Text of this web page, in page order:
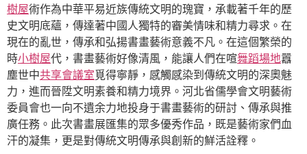
樹屋術作為中華平易近族傳統文明的瑰寶，承載著千年的歷
史文明底蘊，傳達著中國人獨特的審美情味和精力尋求。在
現在的亂世，傳承和弘揚書畫藝術意義不凡。在這個繁榮的
時小樹屋代，書畫藝術好像清風，能讓人們在喧舞蹈場地囂
塵世中共享會議室覓得寧靜，感觸感染到傳統文明的深奧魅
力，進而晉陞文明素養和精力境界。河北省儒學會文明藝術
委員會也一向不遺余力地投身于書畫藝術的研討、傳承與推
廣任務。此次書畫展匯集的眾多優秀作品，既是藝術家們血
汗的凝集，更是對傳統文明傳承與創新的鮮活詮釋。